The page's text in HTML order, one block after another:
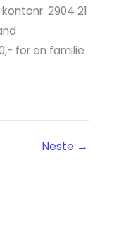
2904 21
for en familie
Neste →